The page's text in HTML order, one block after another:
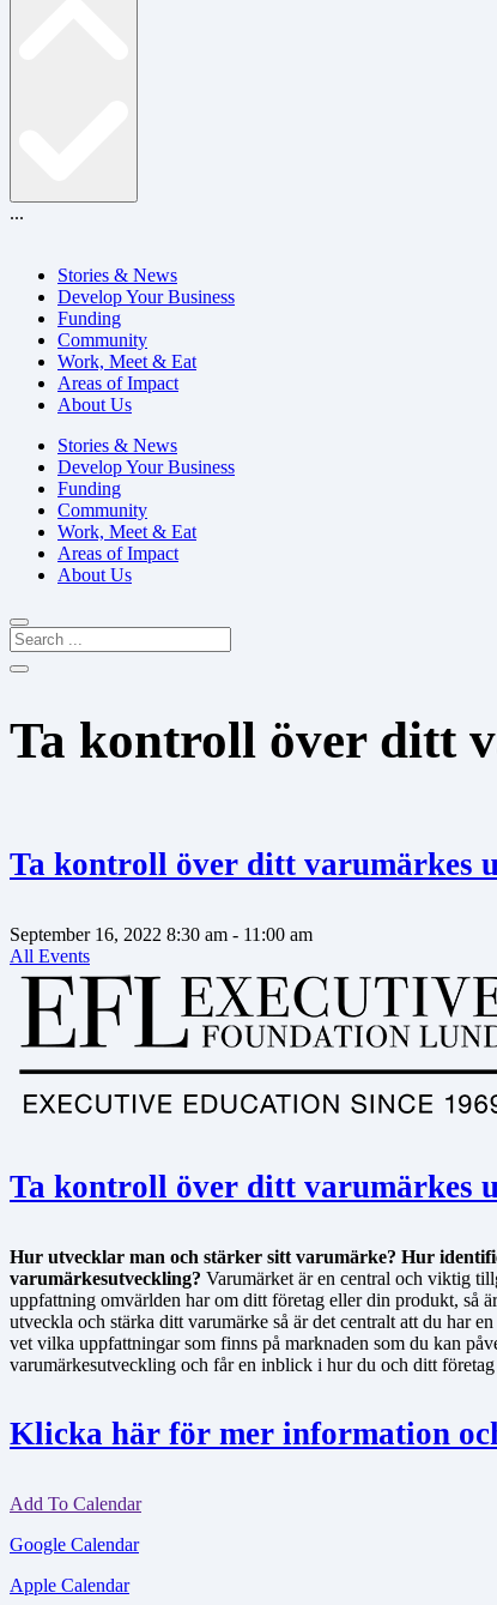
...
Stories & News
Develop Your Business
Funding
Community
Work, Meet & Eat
Areas of Impact
About Us
Stories & News
Develop Your Business
Funding
Community
Work, Meet & Eat
Areas of Impact
About Us
Ta kontroll över ditt
Ta kontroll över ditt varumärkes
September 16, 2022 8:30 am - 11:00 am
All Events
Ta kontroll över ditt varumärkes
Hur utvecklar man och stärker sitt varumärke? Hur
varumärkesutveckling? Varumärket är en central och viktig
uppfattning omvärlden har om ditt företag eller din produkt, så
utveckla och stärka ditt varumärke så är det centralt att du har
vet vilka uppfattningar som finns på marknaden som du kan
varumärkesutveckling och får en inblick i hur du och ditt
Klicka här för mer information
Add To Calendar
Google Calendar
Apple Calendar